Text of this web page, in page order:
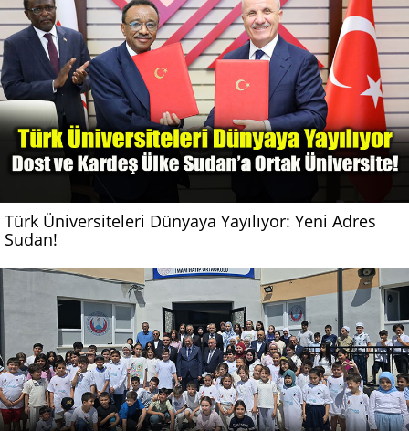
Türk Üniversiteleri Dünyaya Yayılıyor: Yeni Adres
Sudan!